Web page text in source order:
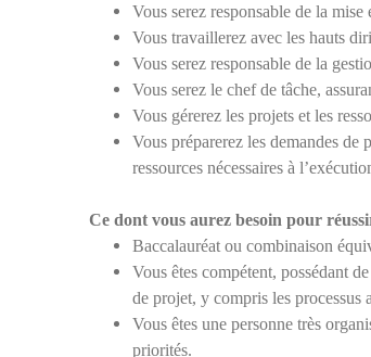
Vous serez responsable de la
Vous travaillerez avec les hauts
Vous serez responsable de la
Vous serez le chef de tâche,
Vous gérerez les projets et les
Vous préparerez les demandes de
ressources nécessaires à
Ce dont vous aurez besoin pour
Baccalauréat ou combinaison
Vous êtes compétent, possédant
de projet, y compris les processus
Vous êtes une personne très
priorités.